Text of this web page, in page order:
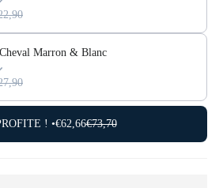
Marron & Blanc
! •€62,66€73,70